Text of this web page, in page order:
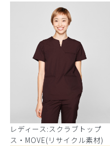
レディース:スクラブトップ
ス・MOVE(リサイクル素材)